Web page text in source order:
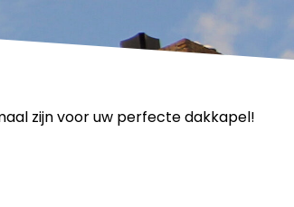
zijn voor uw perfecte dakkapel!